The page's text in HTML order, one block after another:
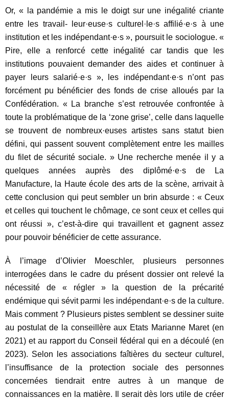
Or, « la pandémie a mis le doigt sur une inégalité criante
entre les travail- leur·euse·s culturel·le·s affilié·e·s à une
institution et les indépendant·e·s », poursuit le sociologue. «
Pire, elle a renforcé cette inégalité car tandis que les
institutions pouvaient demander des aides et continuer à
payer leurs salarié·e·s », les indépendant·e·s n’ont pas
forcément pu bénéficier des fonds de crise alloués par la
Confédération. « La branche s’est retrouvée confrontée à
toute la problématique de la ‘zone grise’, celle dans laquelle
se trouvent de nombreux·euses artistes sans statut bien
défini, qui passent souvent complètement entre les mailles
du filet de sécurité sociale. » Une recherche menée il y a
quelques années auprès des diplômé·e·s de La
Manufacture, la Haute école des arts de la scène, arrivait à
cette conclusion qui peut sembler un brin absurde : « Ceux
et celles qui touchent le chômage, ce sont ceux et celles qui
ont réussi », c’est-à-dire qui travaillent et gagnent assez
pour pouvoir bénéficier de cette assurance.
À l’image d’Olivier Moeschler, plusieurs personnes
interrogées dans le cadre du présent dossier ont relevé la
nécessité de « régler » la question de la précarité
endémique qui sévit parmi les indépendant·e·s de la culture.
Mais comment ? Plusieurs pistes semblent se dessiner suite
au postulat de la conseillère aux Etats Marianne Maret (en
2021) et au rapport du Conseil fédéral qui en a découlé (en
2023). Selon les associations faîtières du secteur culturel,
l’insuffisance de la protection sociale des personnes
concernées tiendrait entre autres à un manque de
connaissances en la matière. Il serait dès lors utile de créer